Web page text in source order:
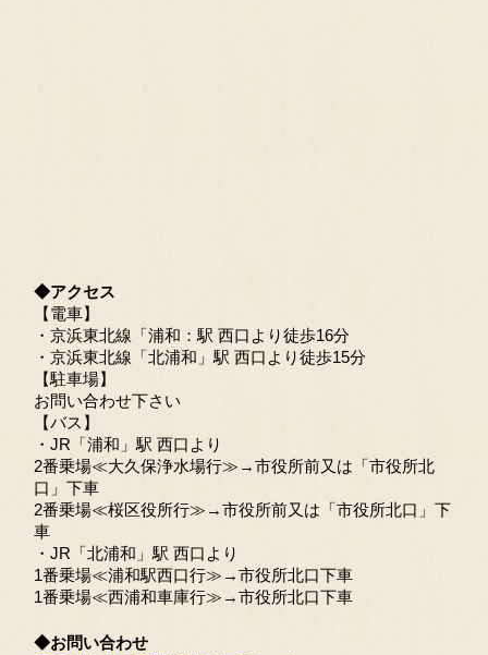
◆アクセス
【電車】
・京浜東北線「浦和：駅 西口より徒歩16分
・京浜東北線「北浦和」駅 西口より徒歩15分
【駐車場】
お問い合わせ下さい
【バス】
・JR「浦和」駅 西口より
2番乗場≪大久保浄水場行≫→市役所前又は「市役所北
口」下車
2番乗場≪桜区役所行≫→市役所前又は「市役所北口」下
車
・JR「北浦和」駅 西口より
1番乗場≪浦和駅西口行≫→市役所北口下車
1番乗場≪西浦和車庫行≫→市役所北口下車
◆お問い合わせ